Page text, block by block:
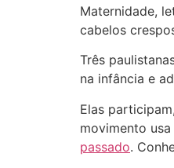
Maternidade,
cabelos
Três
na infância e
Elas
movimento
passado.